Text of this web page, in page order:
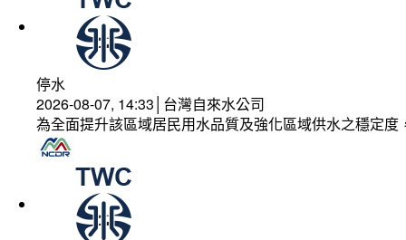
停水
2026-08-07, 14:33│台灣自來水公司
為全面提升該區域居民用水品質及強化區域供水之穩定